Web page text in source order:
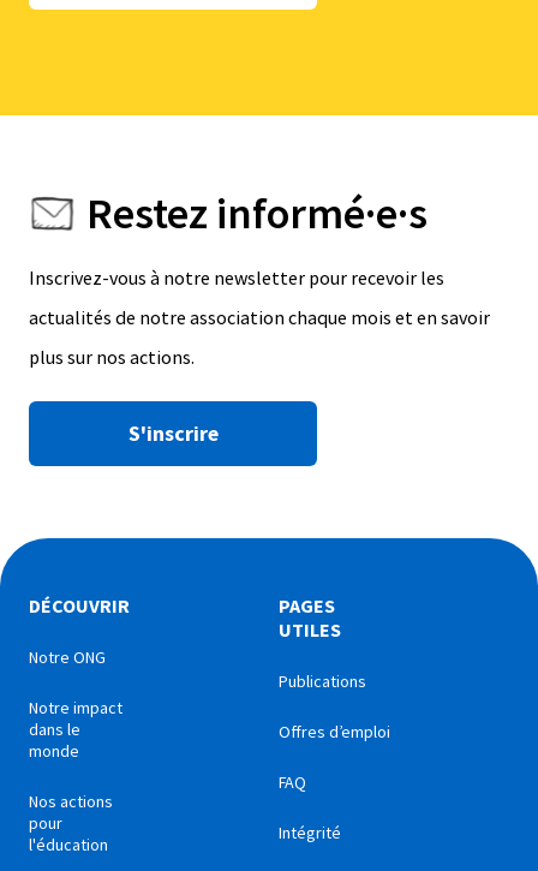
Restez informé·e·s
Inscrivez-vous à notre newsletter pour recevoir les
actualités de notre association chaque mois et en savoir
plus sur nos actions.
S'inscrire
DÉCOUVRIR
Notre ONG
Notre impact
dans le
monde
Nos actions
pour
l'éducation
PAGES
UTILES
Publications
Offres d’emploi
FAQ
Intégrité